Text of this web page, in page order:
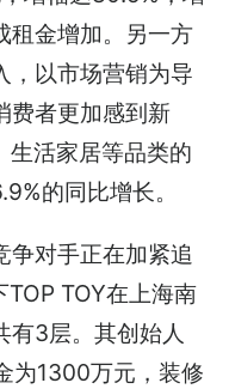
租金增加。另一方
，以市场营销为导
费者更加感到新
生活家居等品类的
的同比增长。
争对手正在加紧追
TOY在上海南
有3层。其创始人
为1300万元，装修